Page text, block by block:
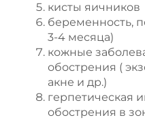
кисты яичников
беременность,
3-4 месяца)
кожные
обострения (
акне и др.)
герпетическая
обострения в